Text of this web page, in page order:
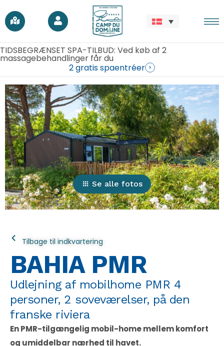
TIDSBEGRÆNSET SPA-TILBUD: Ved køb af 2
massagebehandlinger får du
2 gratis spaentréer
Se alle fotos
Tilbage til indkvartering
BAHIA PMR
Udlejning af mobilhome PMR 4
personer, 2 soveværelser, på den
franske riviera
En PMR-tilgængelig mobil-home mellem komfort
og umiddelbar nærhed til havet.